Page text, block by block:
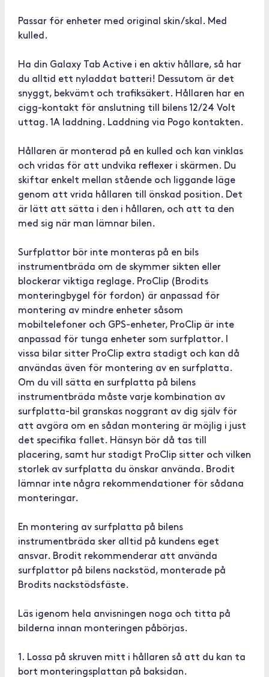
Passar för enheter med original skin/skal. Med
kulled.
Ha din Galaxy Tab Active i en aktiv hållare, så har
du alltid ett nyladdat batteri! Dessutom är det
snyggt, bekvämt och trafiksäkert. Hållaren har en
cigg-kontakt för anslutning till bilens 12/24 Volt
uttag. 1A laddning. Laddning via Pogo kontakten.
Hållaren är monterad på en kulled och kan vinklas
och vridas för att undvika reflexer i skärmen. Du
skiftar enkelt mellan stående och liggande läge
genom att vrida hållaren till önskad position. Det
är lätt att sätta i den i hållaren, och att ta den
med sig när man lämnar bilen.
Surfplattor bör inte monteras på en bils
instrumentbräda om de skymmer sikten eller
blockerar viktiga reglage. ProClip (Brodits
monteringbygel för fordon) är anpassad för
montering av mindre enheter såsom
mobiltelefoner och GPS-enheter, ProClip är inte
anpassad för tunga enheter som surfplattor. I
vissa bilar sitter ProClip extra stadigt och kan då
användas även för montering av en surfplatta.
Om du vill sätta en surfplatta på bilens
instrumentbräda måste varje kombination av
surfplatta-bil granskas noggrant av dig själv för
att avgöra om en sådan montering är möjlig i just
det specifika fallet. Hänsyn bör då tas till
placering, samt hur stadigt ProClip sitter och vilken
storlek av surfplatta du önskar använda. Brodit
lämnar inte några rekommendationer för sådana
monteringar.
En montering av surfplatta på bilens
instrumentbräda sker alltid på kundens eget
ansvar. Brodit rekommenderar att använda
surfplattor på bilens nackstöd, monterade på
Brodits nackstödsfäste.
Läs igenom hela anvisningen noga och titta på
bilderna innan monteringen påbörjas.
1. Lossa på skruven mitt i hållaren så att du kan ta
bort monteringsplattan på baksidan.